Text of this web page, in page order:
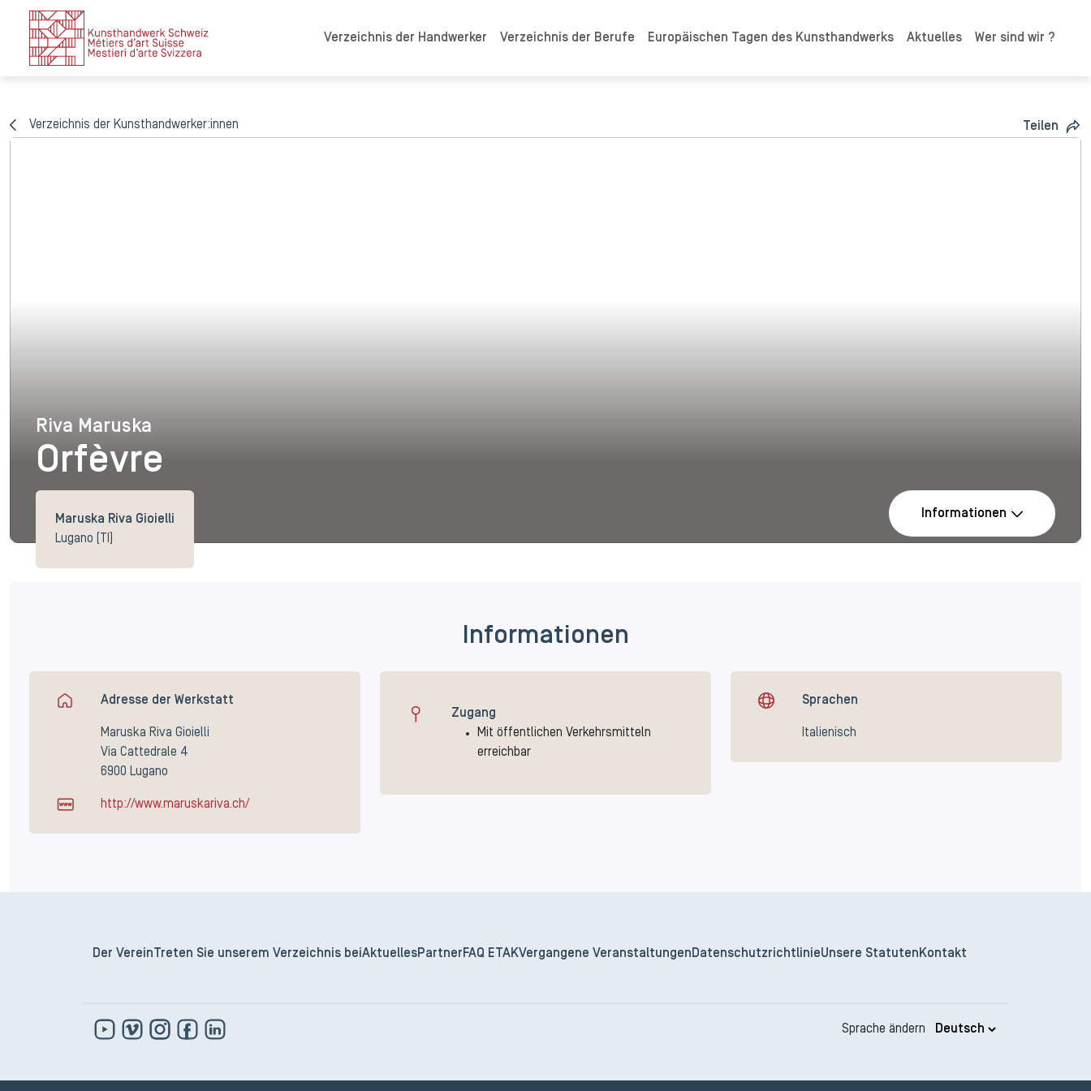
Verzeichnis der Handwerker Verzeichnis der Berufe Europäischen Tagen des Kunsthandwerks Aktuelles Wer sind wir ?
Verzeichnis der Kunsthandwerker:innen Teilen
Riva Maruska
Riva Maruska
Orfèvre
Maruska Riva Gioielli
Lugano (TI)
Informationen
Informationen
Adresse der Werkstatt
Maruska Riva Gioielli
Via Cattedrale 4
6900 Lugano
http://www.maruskariva.ch/
Zugang
Mit öffentlichen Verkehrsmitteln
erreichbar
Sprachen
Italienisch
Der Verein Treten Sie unserem Verzeichnis bei AktuellesPartner FAQ ETAKVergangene Veranstaltungen DatenschutzrichtlinieUnsere Statuten Kontakt
Sprache ändern